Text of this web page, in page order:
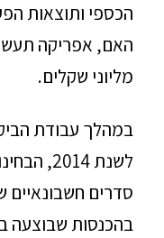
הכספי ותוצאות
האם, אפריקה
מליוני שקלים.
במהלך עבודת
לשנת
סדרים חשבונאיים